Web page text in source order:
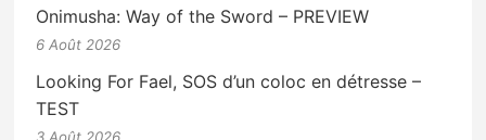
Onimusha: Way of the Sword – PREVIEW
6 Août 2026
Looking For Fael, SOS d’un coloc en détresse –
TEST